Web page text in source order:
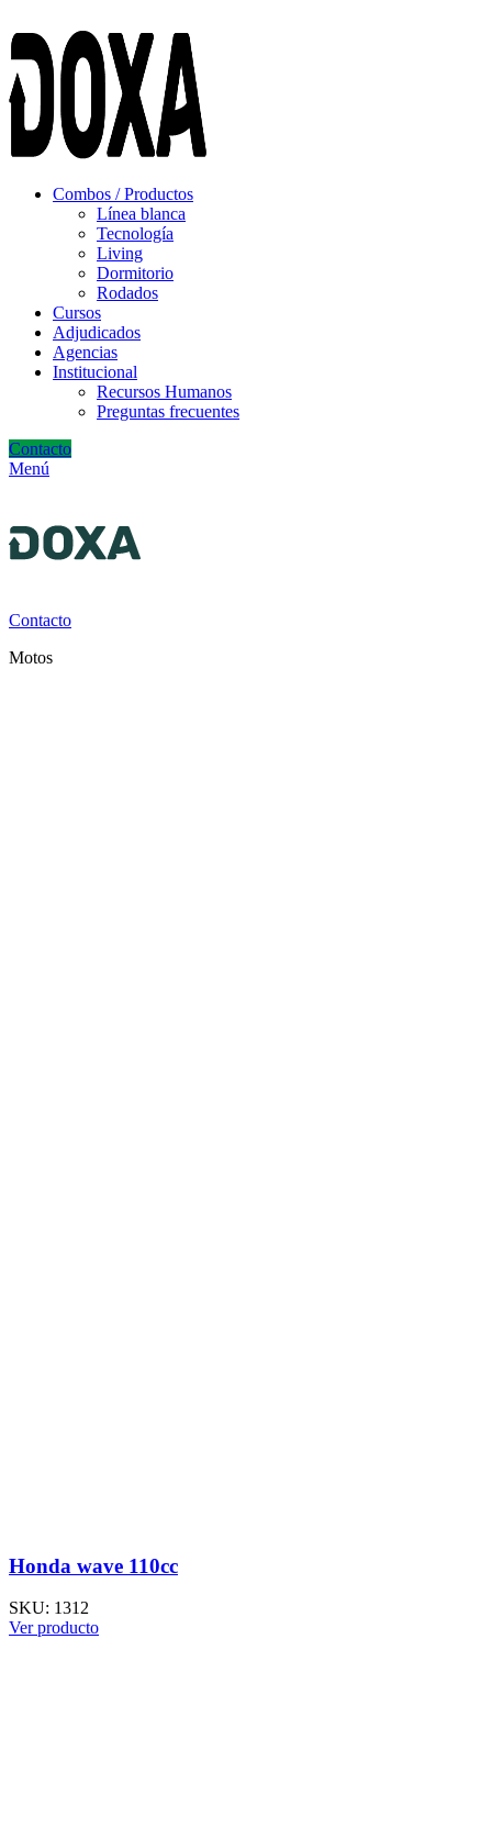
Combos / Productos
Línea blanca
Tecnología
Living
Dormitorio
Rodados
Cursos
Adjudicados
Agencias
Institucional
Recursos Humanos
Preguntas frecuentes
Contacto
Menú
Contacto
Motos
Honda wave 110cc
SKU: 1312
Ver producto